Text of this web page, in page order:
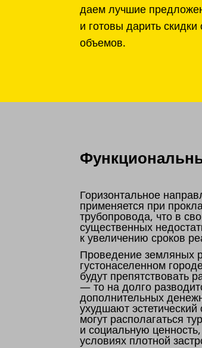
даем лучшие
и готовы дарить скидки
объемов.
Горизонтальное
применяется при
трубопровода, что в
существенных
к увеличению сроков
Проведение земляных
густонаселенном
будут препятствовать
— то на долго
дополнительных
ухудшают
могут располагаться
и социальную
условиях плотной